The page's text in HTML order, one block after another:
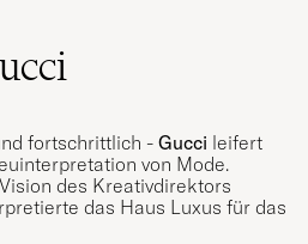
fortschrittlich - Gucci leifert
von Mode.
des Kreativdirektors
das Haus Luxus für das